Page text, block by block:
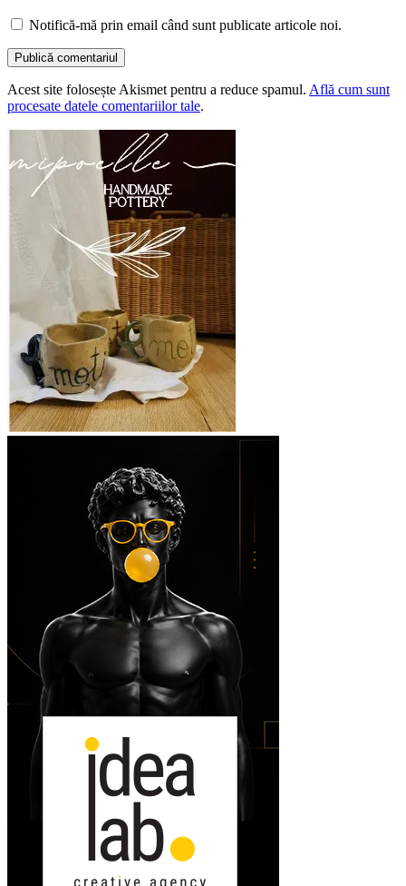
Notifică-mă prin email când sunt publicate articole noi.
Acest site folosește Akismet pentru a reduce spamul. Află cum sunt
procesate datele comentariilor tale.